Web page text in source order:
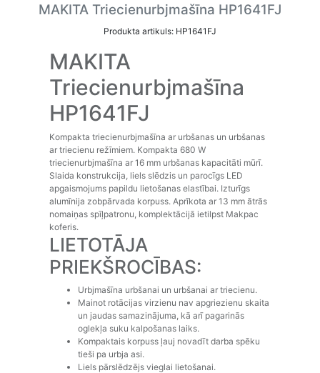
MAKITA Triecienurbjmašīna HP1641FJ
Produkta artikuls: HP1641FJ
MAKITA
Triecienurbjmašīna
HP1641FJ
Kompakta triecienurbjmašīna ar urbšanas un urbšanas
ar triecienu režīmiem. Kompakta 680 W
triecienurbjmašīna ar 16 mm urbšanas kapacitāti mūrī.
Slaida konstrukcija, liels slēdzis un parocīgs LED
apgaismojums papildu lietošanas elastībai. Izturīgs
alumīnija zobpārvada korpuss. Aprīkota ar 13 mm ātrās
nomaiņas spīļpatronu, komplektācijā ietilpst Makpac
koferis.
LIETOTĀJA
PRIEKŠROCĪBAS:
Urbjmašīna urbšanai un urbšanai ar triecienu.
Mainot rotācijas virzienu nav apgriezienu skaita
un jaudas samazinājuma, kā arī pagarinās
oglekļa suku kalpošanas laiks.
Kompaktais korpuss ļauj novadīt darba spēku
tieši pa urbja asi.
Liels pārslēdzējs vieglai lietošanai.